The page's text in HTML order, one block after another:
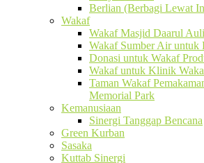
Berlian (Berbagi Lewat
Wakaf
Wakaf Masjid Daarul
Wakaf Sumber Air untuk
Donasi untuk Wakaf
Wakaf untuk Klinik
Taman Wakaf
Memorial Park
Kemanusiaan
Sinergi Tanggap Bencana
Green Kurban
Sasaka
Kuttab Sinergi